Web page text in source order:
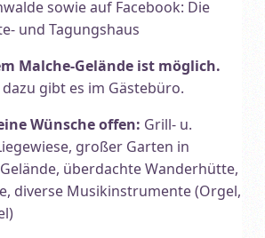
sowie auf Facebook: Die
und Tagungshaus
Malche-Gelände ist möglich.
gibt es im Gästebüro.
Wünsche offen: Grill- u.
großer Garten in
überdachte Wanderhütte,
diverse Musikinstrumente (Orgel,